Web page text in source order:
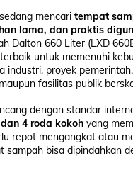
mencaritempat
lama, dan praktis
Dalton 660 Liter (LXD
untuk memenuhi
industri, proyek
fasilitas publik
dengan standar
4 roda kokoh yang
repot mengangkat atau
sampah bisa dipindahkan